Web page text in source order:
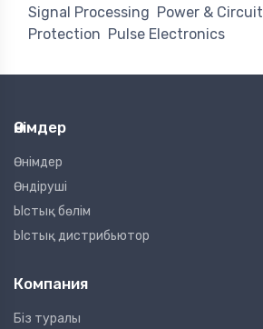
Signal Processing Power & Circuit
Protection Pulse Electronics
Өнімдер
Өнімдер
Өндіруші
Ыстық бөлім
Ыстық дистрибьютор
Компания
Біз туралы